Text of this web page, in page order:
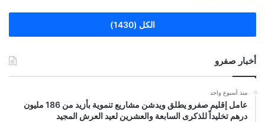
الكل (1430)
أخبار صفرو
منذ أسبوع واحد
عامل إقليم صفرو يطلق ويدشن مشاريع تنموية بأزيد من 186 مليون
درهم تخليداً للذكرى السابعة والعشرين لعيد العرش المجيد